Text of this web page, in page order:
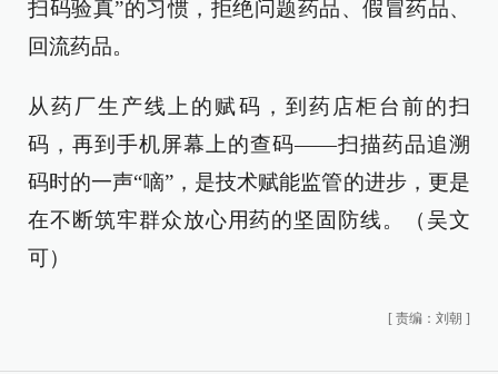
扫码验真”的习惯，拒绝问题药品、假冒药品、
回流药品。
从药厂生产线上的赋码，到药店柜台前的扫
码，再到手机屏幕上的查码——扫描药品追溯
码时的一声“嘀”，是技术赋能监管的进步，更是
在不断筑牢群众放心用药的坚固防线。（吴文
可）
[ 责编：刘朝 ]